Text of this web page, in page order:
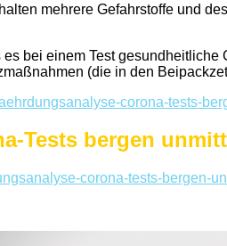
mehrere Gefahrstoffe und
bei einem Test
(die in den
corona-tests-
Tests bergen
corona-tests-bergen-